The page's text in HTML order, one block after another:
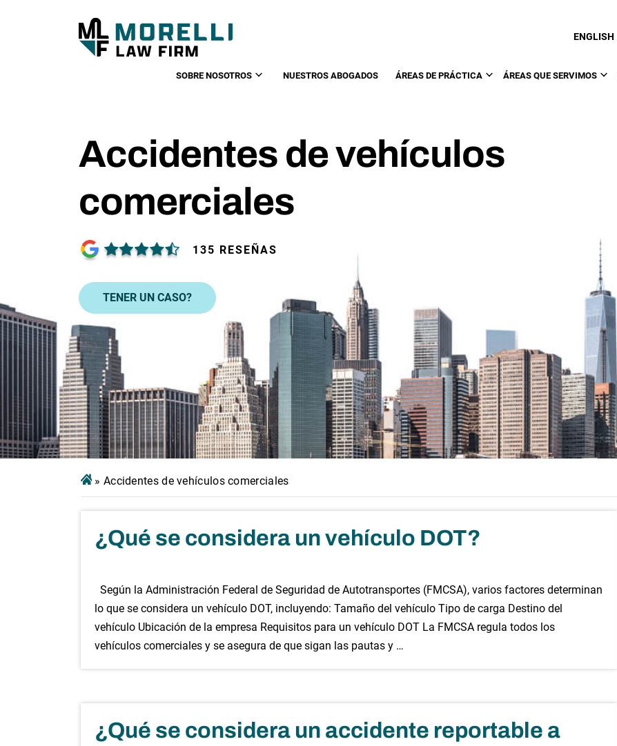
ENGLISH
SOBRE NOSOTROS NUESTROS ABOGADOS ÁREAS DE PRÁCTICA ÁREAS QUE SERVIMOS
Accidentes de vehículos
comerciales
135 RESEÑAS
TENER UN CASO?
» Accidentes de vehículos comerciales
¿Qué se considera un vehículo DOT?
Según la Administración Federal de Seguridad de Autotransportes (FMCSA), varios factores determinan
lo que se considera un vehículo DOT, incluyendo: Tamaño del vehículo Tipo de carga Destino del
vehículo Ubicación de la empresa Requisitos para un vehículo DOT La FMCSA regula todos los
vehículos comerciales y se asegura de que sigan las pautas y …
¿Qué se considera un accidente reportable a